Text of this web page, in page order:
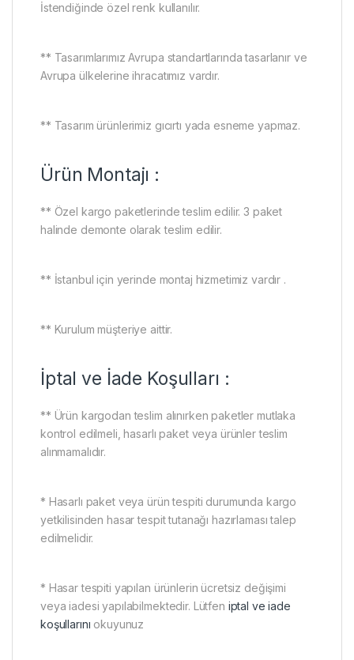
İstendiğinde özel renk kullanılır.
** Tasarımlarımız Avrupa standartlarında tasarlanır ve
Avrupa ülkelerine ihracatımız vardır.
** Tasarım ürünlerimiz gıcırtı yada esneme yapmaz.
Ürün Montajı :
** Özel kargo paketlerinde teslim edilir. 3 paket
halinde demonte olarak teslim edilir.
** İstanbul için yerinde montaj hizmetimiz vardır .
** Kurulum müşteriye aittir.
İptal ve İade Koşulları :
** Ürün kargodan teslim alınırken paketler mutlaka
kontrol edilmeli, hasarlı paket veya ürünler teslim
alınmamalıdır.
* Hasarlı paket veya ürün tespiti durumunda kargo
yetkilisinden hasar tespit tutanağı hazırlaması talep
edilmelidir.
* Hasar tespiti yapılan ürünlerin ücretsiz değişimi
veya iadesi yapılabilmektedir. Lütfen iptal ve iade
koşullarını okuyunuz